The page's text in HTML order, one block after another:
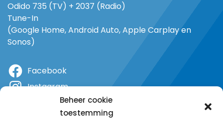
Beheer cookie
toestemming
Odido 735 (TV) + 2037 (Radio)
Tune-In
(Google Home, Android Auto, Apple Carplay en
Sonos)
Facebook
Instagram
YouTube